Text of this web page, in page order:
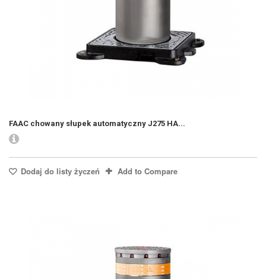
FAAC chowany słupek automatyczny J275 HA...
Dodaj do listy życzeń Add to Compare